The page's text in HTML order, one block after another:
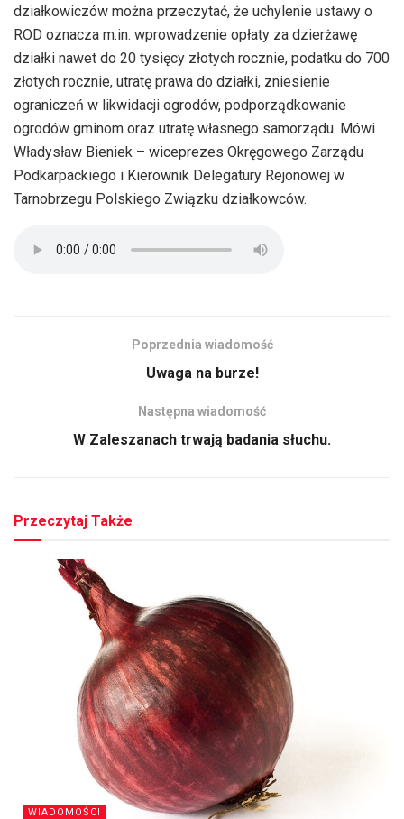
działkowiczów można przeczytać, że uchylenie ustawy o
ROD oznacza m.in. wprowadzenie opłaty za dzierżawę
działki nawet do 20 tysięcy złotych rocznie, podatku do 700
złotych rocznie, utratę prawa do działki, zniesienie
ograniczeń w likwidacji ogrodów, podporządkowanie
ogrodów gminom oraz utratę własnego samorządu. Mówi
Władysław Bieniek – wiceprezes Okręgowego Zarządu
Podkarpackiego i Kierownik Delegatury Rejonowej w
Tarnobrzegu Polskiego Związku działkowców.
Poprzednia wiadomość
Uwaga na burze!
Następna wiadomość
W Zaleszanach trwają badania słuchu.
Przeczytaj Także
WIADOMOŚCI